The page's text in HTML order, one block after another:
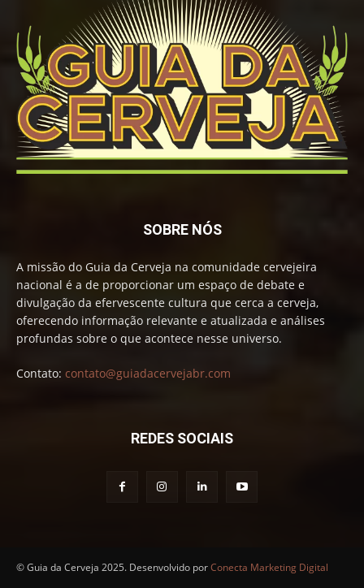
SOBRE NÓS
A missão do Guia da Cerveja na comunidade cervejeira
nacional é a de proporcionar um espaço de debate e
divulgação da efervescente cultura que cerca a cerveja,
oferecendo informação relevante e atualizada e análises
profundas sobre o que acontece nesse universo.
Contato: contato@guiadacervejabr.com
REDES SOCIAIS
© Guia da Cerveja 2025. Desenvolvido porConecta Marketing Digital